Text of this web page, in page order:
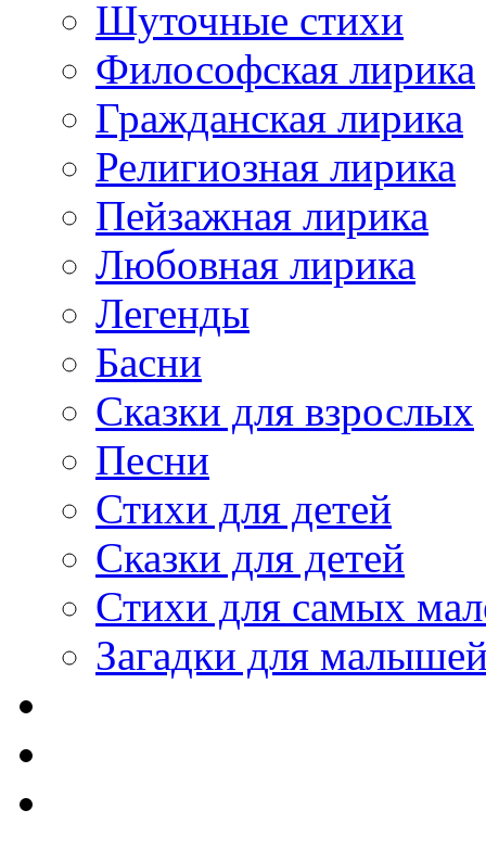
Шуточные стихи
Философская лирика
Гражданская лирика
Религиозная лирика
Пейзажная лирика
Любовная лирика
Легенды
Басни
Сказки для взрослых
Песни
Стихи для детей
Сказки для детей
Стихи для самых
Загадки для